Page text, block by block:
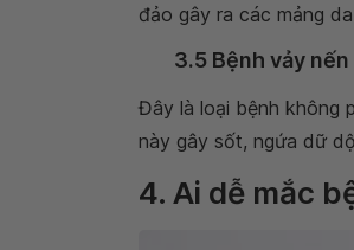
đảo gây ra các mảng
3.5 Bệnh vảy nến
Đây là loại bệnh không
này gây sốt, ngứa dữ
4. Ai dễ mắc